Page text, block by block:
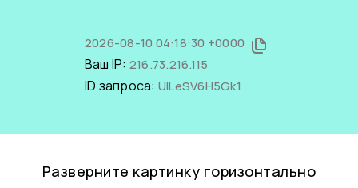
2026-08-10 04:18:30 +0000
Ваш IP: 216.73.216.115
ID запроса: UILeSV6H5Gk1
Разверните картинку горизонтально